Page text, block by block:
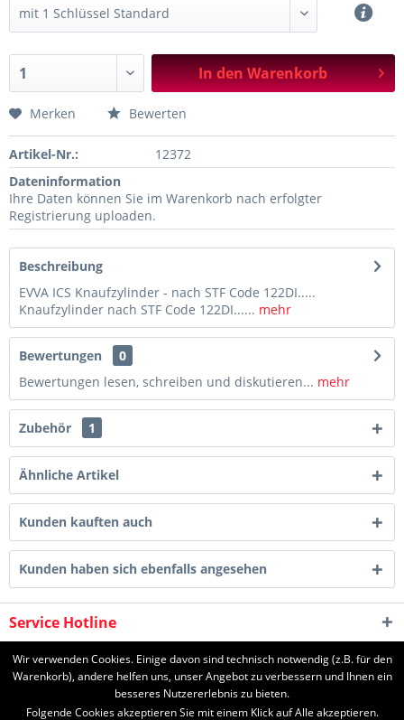
In denWarenkorb
Merken Bewerten
Artikel-Nr.:
12372
Dateninformation
Ihre Daten können Sie im Warenkorb nach erfolgter
Registrierung uploaden.
Beschreibung
EVVA ICS Knaufzylinder - nach STF Code 122DI.....
Knaufzylinder nach STF Code 122DI...... mehr
Bewertungen
0
Bewertungen lesen, schreiben und diskutieren... mehr
Zubehör 1
Ähnliche Artikel
Kunden kauften auch
Kunden haben sich ebenfalls angesehen
Service Hotline
Shop Service
Wir verwenden Cookies. Einige davon sind technisch notwendig (z.B. für den
Warenkorb), andere helfen uns, unser Angebot zu verbessern und Ihnen ein
besseres Nutzererlebnis zu bieten.
Folgende Cookies akzeptieren Sie mit einem Klick auf Alle akzeptieren.